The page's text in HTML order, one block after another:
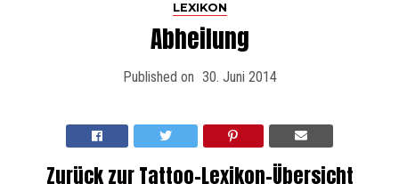
LEXIKON
Abheilung
Published on 30. Juni 2014
Zurück zur Tattoo-Lexikon-Übersicht